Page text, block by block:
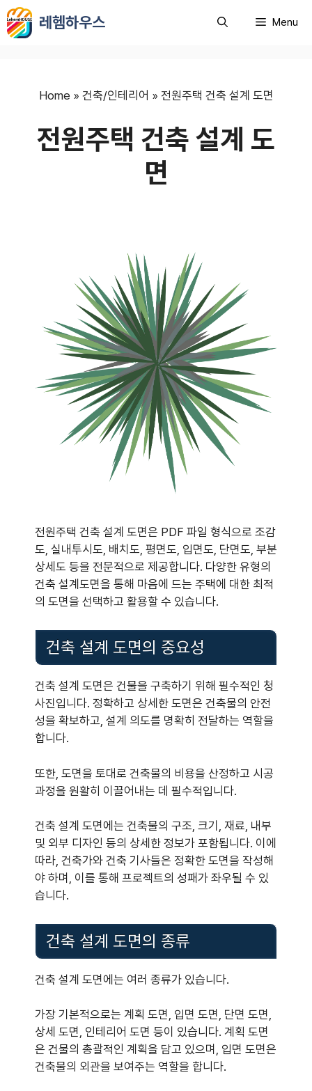
컨
텐
레헴하우스 Menu
Home » 건축/인테리어 » 전원주택 건축 설계 도면
전원주택 건축 설계 도
면
전원주택 건축 설계 도면은 PDF 파일 형식으로 조감
도, 실내투시도, 배치도, 평면도, 입면도, 단면도, 부분
상세도 등을 전문적으로 제공합니다. 다양한 유형의
건축 설계도면을 통해 마음에 드는 주택에 대한 최적
의 도면을 선택하고 활용할 수 있습니다.
건축 설계 도면의 중요성
건축 설계 도면은 건물을 구축하기 위해 필수적인 청
사진입니다. 정확하고 상세한 도면은 건축물의 안전
성을 확보하고, 설계 의도를 명확히 전달하는 역할을
합니다.
또한, 도면을 토대로 건축물의 비용을 산정하고 시공
과정을 원활히 이끌어내는 데 필수적입니다.
건축 설계 도면에는 건축물의 구조, 크기, 재료, 내부
및 외부 디자인 등의 상세한 정보가 포함됩니다. 이에
따라, 건축가와 건축 기사들은 정확한 도면을 작성해
야 하며, 이를 통해 프로젝트의 성패가 좌우될 수 있
습니다.
건축 설계 도면의 종류
건축 설계 도면에는 여러 종류가 있습니다.
가장 기본적으로는 계획 도면, 입면 도면, 단면 도면,
상세 도면, 인테리어 도면 등이 있습니다. 계획 도면
은 건물의 총괄적인 계획을 담고 있으며, 입면 도면은
건축물의 외관을 보여주는 역할을 합니다.